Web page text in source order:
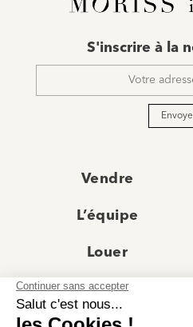
mail
S'inscrire à la
Vendre
L’équipe
Louer
Actualités